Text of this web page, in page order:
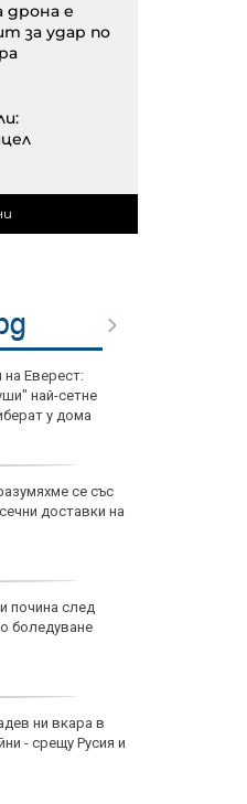
дрона е
за удар по
на Еверест:
най-сетне
у дома
се със
доставки на
почина след
боледуване
ни вкара в
- срещу Русия и